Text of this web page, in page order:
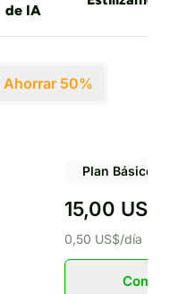
de IA
Ahorrar 50%
Plan Básico
15,00 US$
0,50 US$/día